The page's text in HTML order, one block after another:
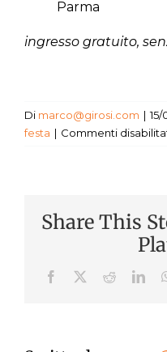
Parma
ingresso gratuito,
Di marco@girosi.com | 15/
festa | Commenti
Share This
Facebook Reddit